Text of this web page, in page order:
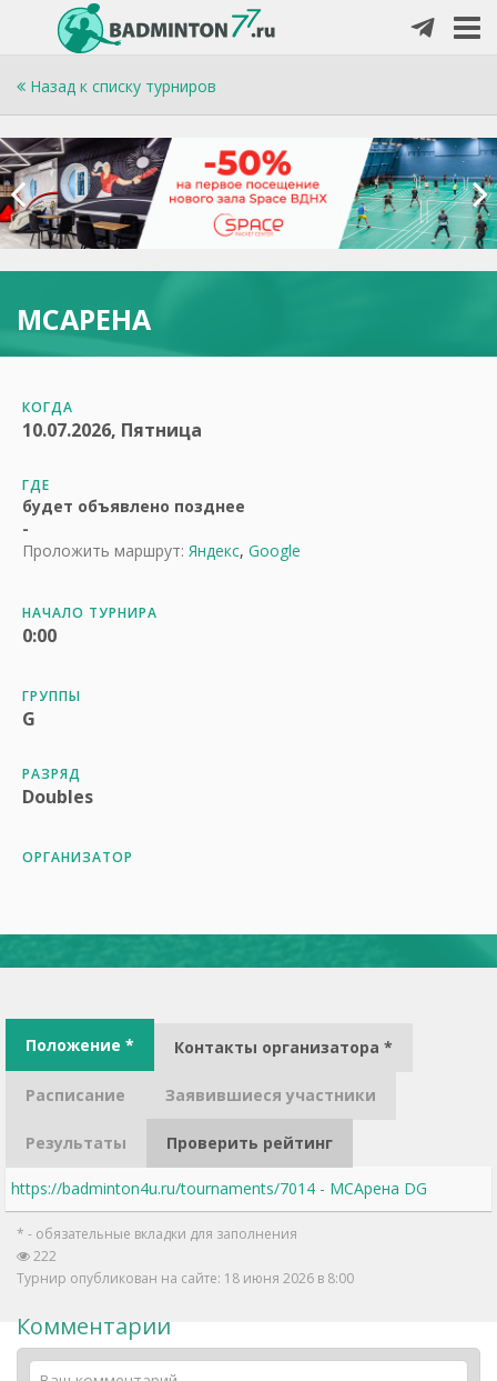
Назад к списку турниров
МСАРЕНА
КОГДА
10.07.2026, Пятница
ГДЕ
будет объявлено позднее
-
Проложить маршрут: Яндекс, Google
НАЧАЛО ТУРНИРА
0:00
ГРУППЫ
G
РАЗРЯД
Doubles
ОРГАНИЗАТОР
Положение * Контакты организатора *
Расписание Заявившиеся участники
Результаты Проверить рейтинг
https://badminton4u.ru/tournaments/7014 - МСАрена DG
* - обязательные вкладки для заполнения
222
Турнир опубликован на сайте: 18 июня 2026 в 8:00
Комментарии